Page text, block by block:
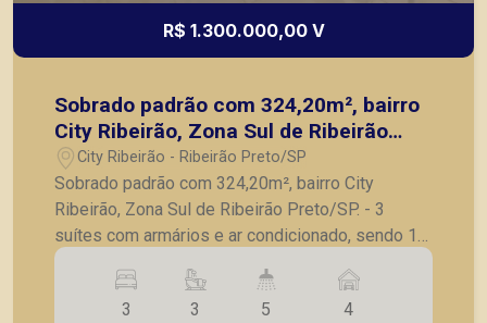
R$ 1.300.000,00 V
Sobrado padrão com 324,20m², bairro
City Ribeirão, Zona Sul de Ribeirão
Preto/SP.
City Ribeirão - Ribeirão Preto/SP
Sobrado padrão com 324,20m², bairro City
Ribeirão, Zona Sul de Ribeirão Preto/SP. - 3
suítes com armários e ar condicionado, sendo 1
master com closet e hidro; - Sala para 3
ambientes; - Escritório; - Lavabo; - Cozinha; -
Área de serviço planejada; - Dependência de
3 3 5 4